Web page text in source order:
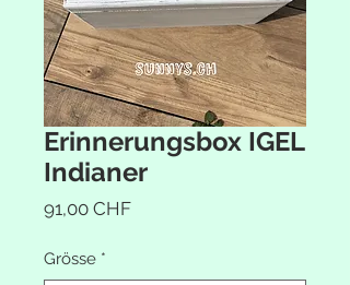
Erinnerungsbox IGEL
Indianer
91,00 CHFPreis
Grösse *